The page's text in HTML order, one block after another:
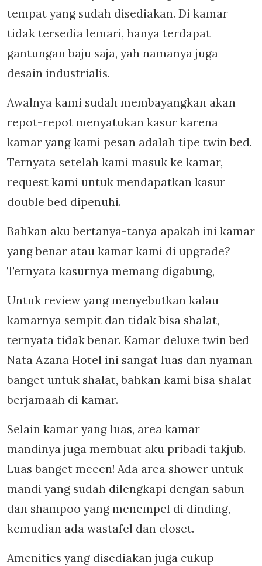
tempat yang sudah disediakan. Di kamar
tidak tersedia lemari, hanya terdapat
gantungan baju saja, yah namanya juga
desain industrialis.
Awalnya kami sudah membayangkan akan
repot-repot menyatukan kasur karena
kamar yang kami pesan adalah tipe twin bed.
Ternyata setelah kami masuk ke kamar,
request kami untuk mendapatkan kasur
double bed dipenuhi.
Bahkan aku bertanya-tanya apakah ini kamar
yang benar atau kamar kami di upgrade?
Ternyata kasurnya memang digabung,
Untuk review yang menyebutkan kalau
kamarnya sempit dan tidak bisa shalat,
ternyata tidak benar. Kamar deluxe twin bed
Nata Azana Hotel ini sangat luas dan nyaman
banget untuk shalat, bahkan kami bisa shalat
berjamaah di kamar.
Selain kamar yang luas, area kamar
mandinya juga membuat aku pribadi takjub.
Luas banget meeen! Ada area shower untuk
mandi yang sudah dilengkapi dengan sabun
dan shampoo yang menempel di dinding,
kemudian ada wastafel dan closet.
Amenities yang disediakan juga cukup